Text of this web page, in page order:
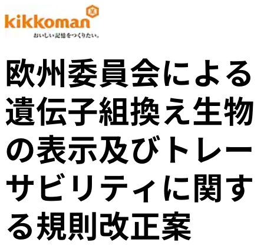
欧州委員会による
遺伝子組換え生物
の表示及びトレー
サビリティに関す
る規則改正案